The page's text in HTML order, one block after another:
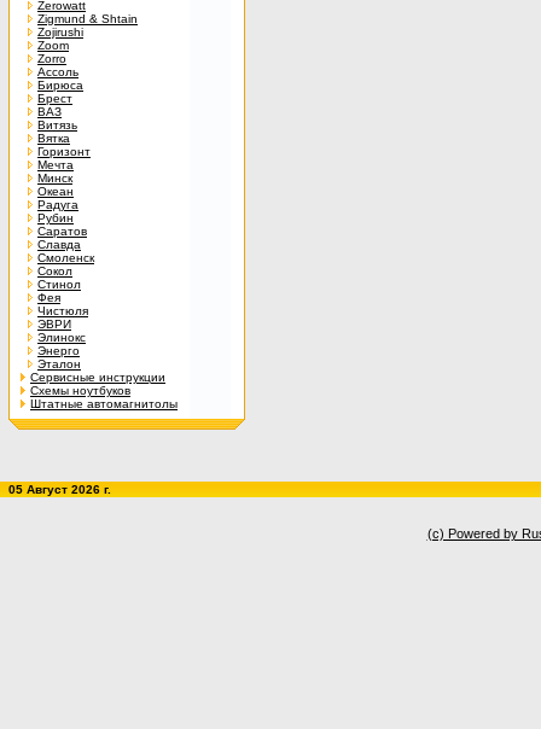
Zerowatt
Zigmund & Shtain
Zojirushi
Zoom
Zorro
Ассоль
Бирюса
Брест
ВАЗ
Витязь
Вятка
Горизонт
Мечта
Минск
Океан
Радуга
Рубин
Саратов
Славда
Смоленск
Сокол
Стинол
Фея
Чистюля
ЭВРИ
Элинокс
Энерго
Эталон
Сервисные инструкции
Схемы ноутбуков
Штатные автомагнитолы
05 Август 2026 г.
(c) Powered by